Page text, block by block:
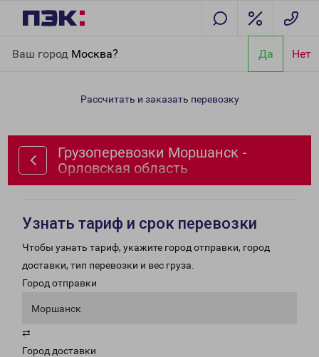
Ваш город Москва? Да Нет
Орловская область
Рассчитать и заказать перевозку
Грузоперевозки Моршанск -
Орловская область
Узнать тариф и срок перевозки
Чтобы узнать тариф, укажите город отправки, город
доставки, тип перевозки и вес груза.
Город отправки
Моршанск
⇄
Город доставки